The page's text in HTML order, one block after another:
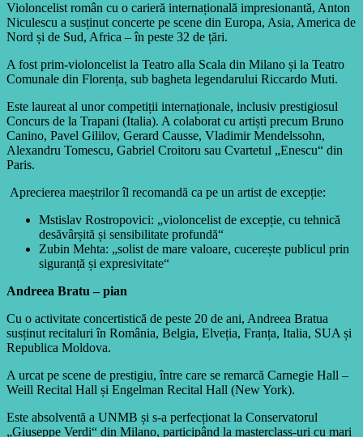
Violoncelist român cu o carieră internațională impresionantă, Anton
Niculescu a susținut concerte pe scene din Europa, Asia, America de
Nord și de Sud, Africa – în peste 32 de țări.
A fost prim-violoncelist la Teatro alla Scala din Milano și la Teatro
Comunale din Florența, sub bagheta legendarului Riccardo Muti.
Este laureat al unor competiții internaționale, inclusiv prestigiosul
Concurs de la Trapani (Italia). A colaborat cu artiști precum Bruno
Canino, Pavel Gililov, Gerard Causse, Vladimir Mendelssohn,
Alexandru Tomescu, Gabriel Croitoru sau Cvartetul „Enescu“ din
Paris.
Aprecierea maeștrilor îl recomandă ca pe un artist de excepție:
Mstislav Rostropovici: „violoncelist de excepție, cu tehnică
desăvârșită și sensibilitate profundă“
Zubin Mehta: „solist de mare valoare, cucerește publicul prin
siguranță și expresivitate“
Andreea Bratu – pian
Cu o activitate concertistică de peste 20 de ani, Andreea Bratua
susținut recitaluri în România, Belgia, Elveția, Franța, Italia, SUA și
Republica Moldova.
A urcat pe scene de prestigiu, între care se remarcă Carnegie Hall –
Weill Recital Hall și Engelman Recital Hall (New York).
Este absolventă a UNMB și s-a perfecționat la Conservatorul
„Giuseppe Verdi“ din Milano, participând la masterclass-uri cu mari